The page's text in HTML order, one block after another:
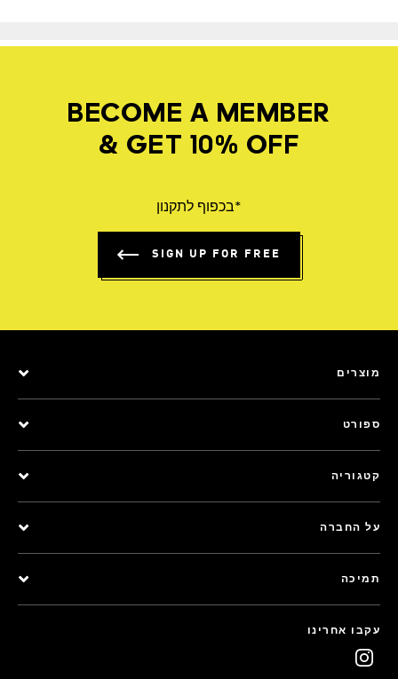
BECOME A MEMBER
& GET 10% OFF
*בכפוף לתקנון
SIGN UP FOR FREE
מוצרים
ספורט
קטגוריה
על החברה
תמיכה
עקבו אחרינו